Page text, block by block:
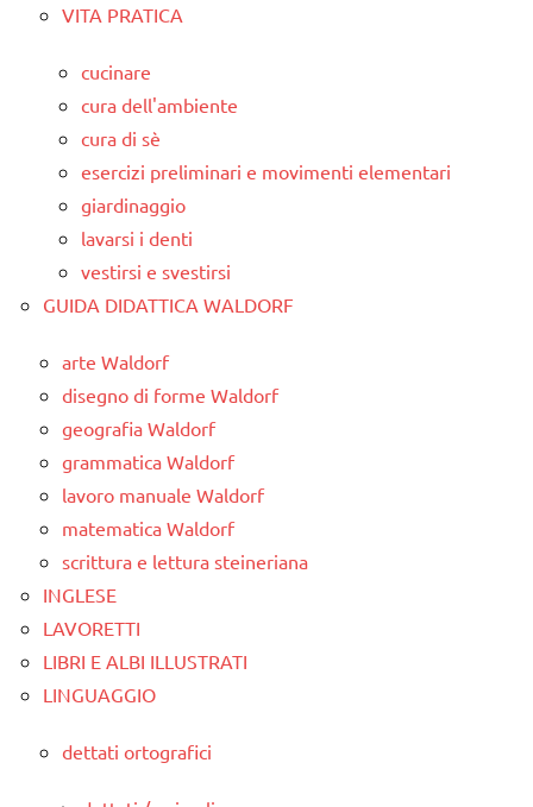
VITA PRATICA
cucinare
cura dell'ambiente
cura di sè
esercizi preliminari e movimenti elementari
giardinaggio
lavarsi i denti
vestirsi e svestirsi
GUIDA DIDATTICA WALDORF
arte Waldorf
disegno di forme Waldorf
geografia Waldorf
grammatica Waldorf
lavoro manuale Waldorf
matematica Waldorf
scrittura e lettura steineriana
INGLESE
LAVORETTI
LIBRI E ALBI ILLUSTRATI
LINGUAGGIO
dettati ortografici